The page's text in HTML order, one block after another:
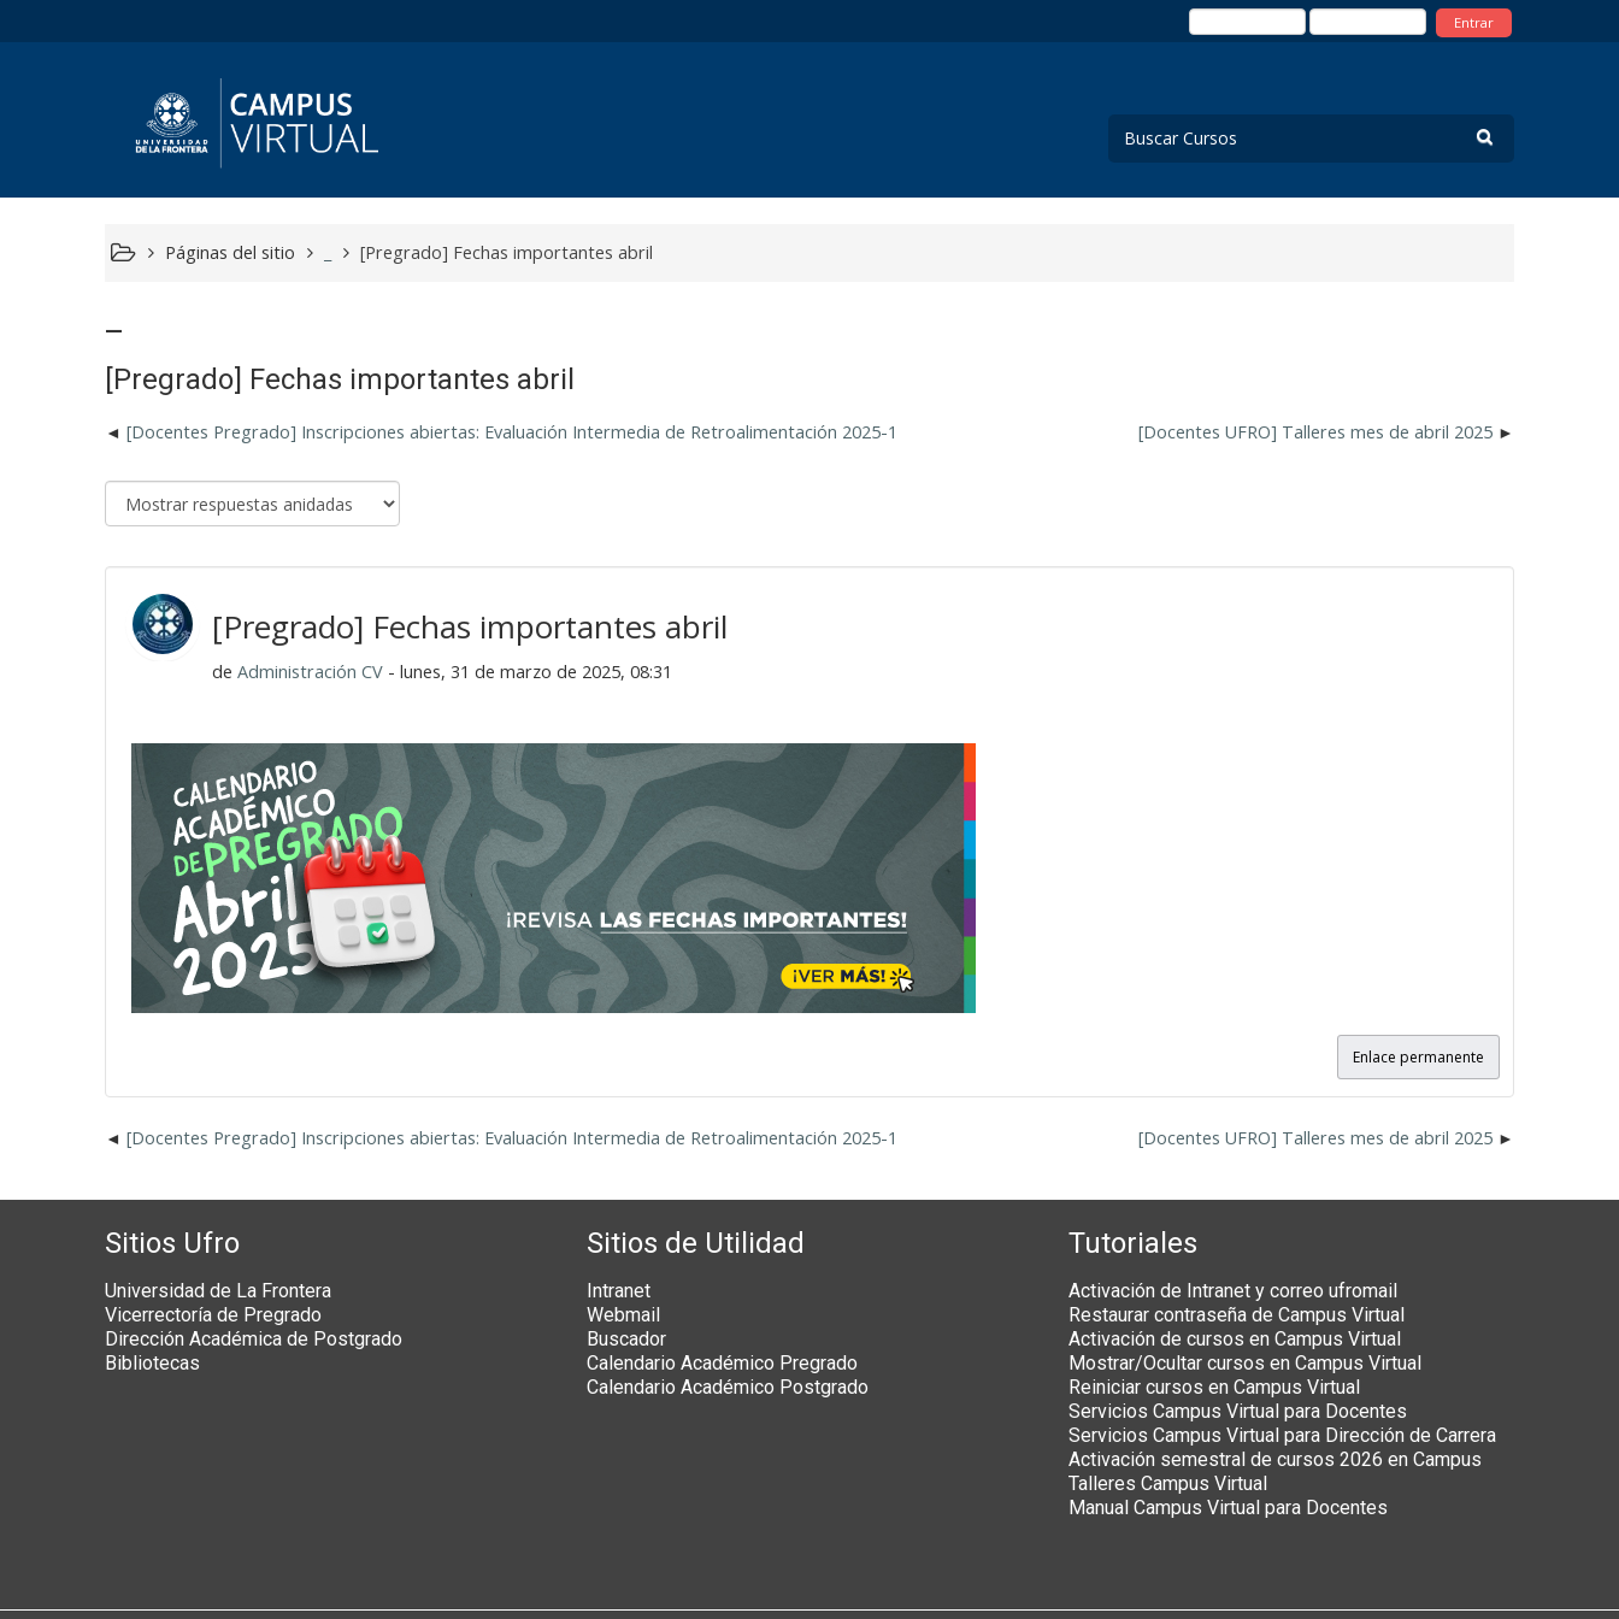
Entrar
Páginas del sitio [Pregrado] Fechas importantes abril
[Pregrado] Fechas importantes abril
[Docentes Pregrado] Inscripciones abiertas: Evaluación Intermedia de Retroalimentación 2025-1 [Docentes UFRO] Talleres mes de abril 2025
[Pregrado] Fechas importantes abril
de Administración CV - lunes, 31 de marzo de 2025, 08:31
Enlace permanente
[Docentes Pregrado] Inscripciones abiertas: Evaluación Intermedia de Retroalimentación 2025-1 [Docentes UFRO] Talleres mes de abril 2025
Sitios Ufro
Universidad de La Frontera
Vicerrectoría de Pregrado
Dirección Académica de Postgrado
Bibliotecas
Sitios de Utilidad
Intranet
Webmail
Buscador
Calendario Académico Pregrado
Calendario Académico Postgrado
Tutoriales
Activación de Intranet y correo ufromail
Restaurar contraseña de Campus Virtual
Activación de cursos en Campus Virtual
Mostrar/Ocultar cursos en Campus Virtual
Reiniciar cursos en Campus Virtual
Servicios Campus Virtual para Docentes
Servicios Campus Virtual para Dirección de Carrera
Activación semestral de cursos 2026 en Campus
Talleres Campus Virtual
Manual Campus Virtual para Docentes